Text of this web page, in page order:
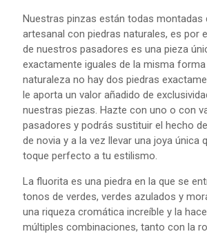
Nuestras pinzas están todas montadas
artesanal con piedras naturales, es por
de nuestros pasadores es una pieza
exactamente iguales de la misma forma
naturaleza no hay dos piedras
le aporta un valor añadido de
nuestras piezas. Hazte con uno o con
pasadores y podrás sustituir el hecho
de novia y a la vez llevar una joya única
toque perfecto a tu estilismo.
La fluorita es una piedra en la que se
tonos de verdes, verdes azulados y
una riqueza cromática increíble y la
múltiples combinaciones, tanto con la